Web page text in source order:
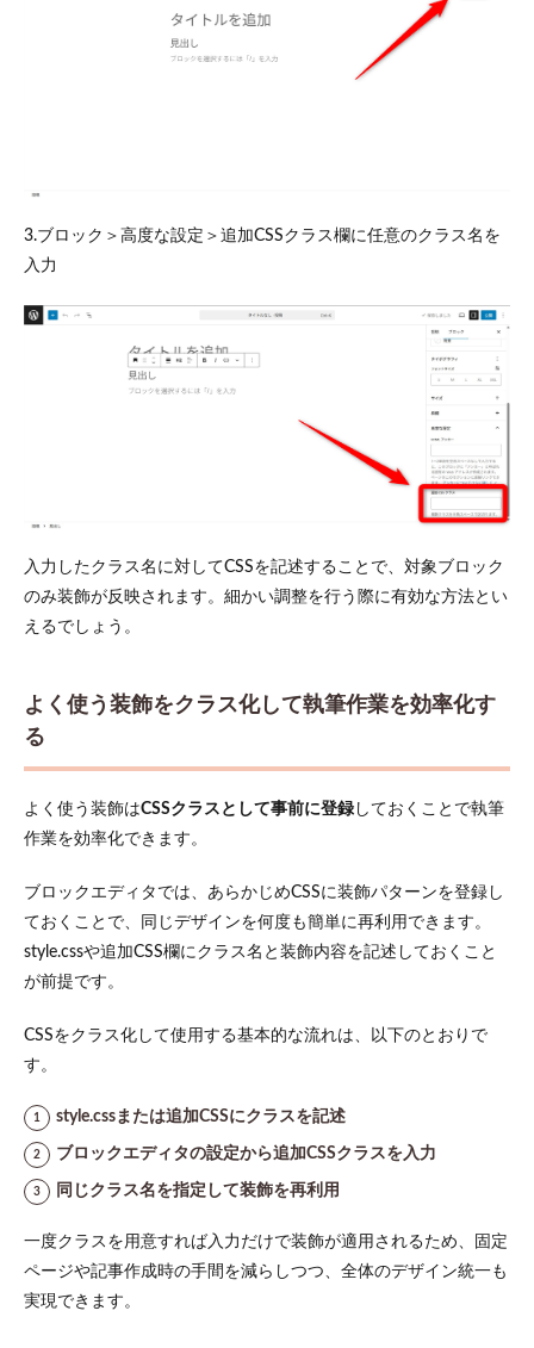
3.ブロック＞高度な設定＞追加CSSクラス欄に任意のクラス名を
入力
入力したクラス名に対してCSSを記述することで、対象ブロック
のみ装飾が反映されます。細かい調整を行う際に有効な方法とい
えるでしょう。
よく使う装飾をクラス化して執筆作業を効率化す
る
よく使う装飾はCSSクラスとして事前に登録 しておくことで執筆
作業を効率化できます。
ブロックエディタでは、あらかじめCSSに装飾パターンを登録し
ておくことで、同じデザインを何度も簡単に再利用できます。
style.cssや追加CSS欄にクラス名と装飾内容を記述しておくこと
が前提です。
CSSをクラス化して使用する基本的な流れは、以下のとおりで
す。
style.cssまたは追加CSSにクラスを記述
ブロックエディタの設定から追加CSSクラスを入力
同じクラス名を指定して装飾を再利用
一度クラスを用意すれば入力だけで装飾が適用されるため、固定
ページや記事作成時の手間を減らしつつ、全体のデザイン統一も
実現できます。